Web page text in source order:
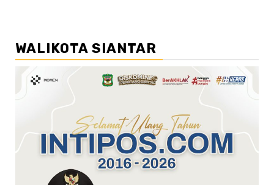
WALIKOTA SIANTAR